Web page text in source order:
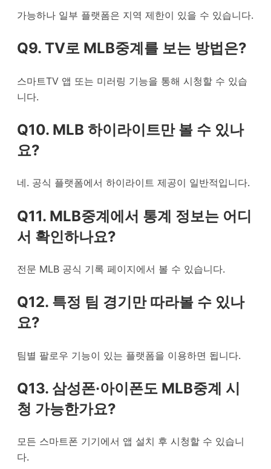
가능하나 일부 플랫폼은 지역 제한이 있을 수 있습니다.
Q9. TV로 MLB중계를 보는 방법은?
스마트TV 앱 또는 미러링 기능을 통해 시청할 수 있습
니다.
Q10. MLB 하이라이트만 볼 수 있나
요?
네. 공식 플랫폼에서 하이라이트 제공이 일반적입니다.
Q11. MLB중계에서 통계 정보는 어디
서 확인하나요?
전문 MLB 공식 기록 페이지에서 볼 수 있습니다.
Q12. 특정 팀 경기만 따라볼 수 있나
요?
팀별 팔로우 기능이 있는 플랫폼을 이용하면 됩니다.
Q13. 삼성폰·아이폰도 MLB중계 시
청 가능한가요?
모든 스마트폰 기기에서 앱 설치 후 시청할 수 있습니
다.